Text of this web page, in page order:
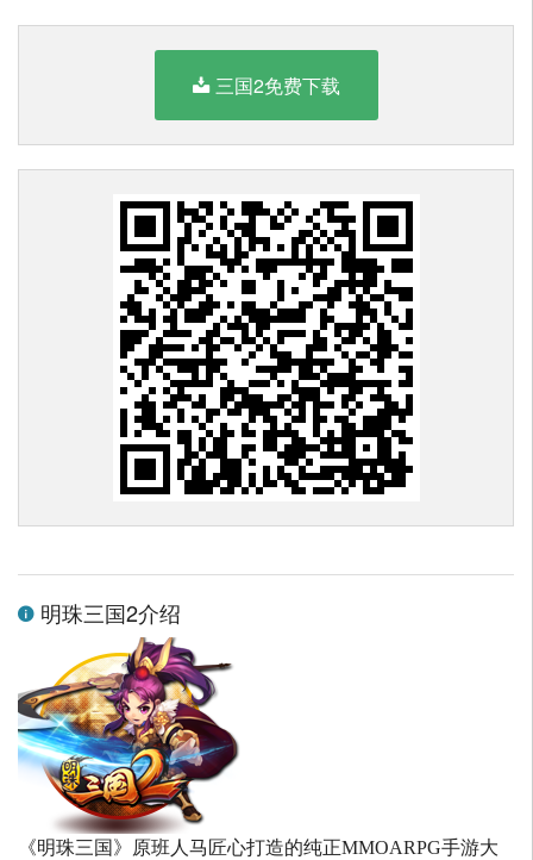
三国2免费下载
明珠三国2介绍
《明珠三国》原班人马匠心打造的纯正MMOARPG手游大